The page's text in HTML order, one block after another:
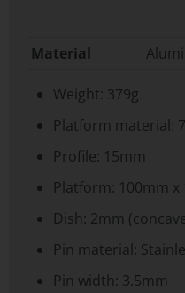
Material
Weight: 379g
Platform material:
Profile: 15mm
Platform: 100mm x
Dish: 2mm
Pin material:
Pin width: 3.5mm